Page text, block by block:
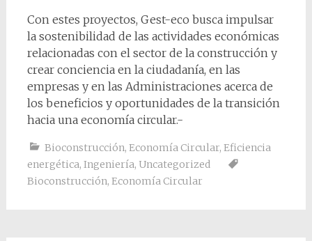
Con estes proyectos, Gest-eco busca impulsar
la sostenibilidad de las actividades económicas
relacionadas con el sector de la construcción y
crear conciencia en la ciudadanía, en las
empresas y en las Administraciones acerca de
los beneficios y oportunidades de la transición
hacia una economía circular.-
Bioconstrucción, Economía Circular, Eficiencia
energética, Ingeniería, Uncategorized
Bioconstrucción, Economía Circular